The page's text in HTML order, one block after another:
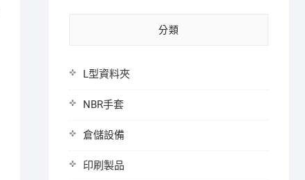
分類
L型資料夾
NBR手套
倉儲設備
印刷製品